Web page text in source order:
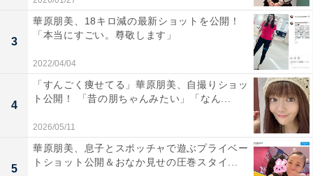
3
華原朋美、18キロ減の最新ショットを公開！
「本当にすごい。尊敬します」
2022/04/04
4
「すんごく痩せてる」華原朋美、自撮りショッ
ト公開！ 「昔の朋ちゃんみたい」「なん...
2026/05/11
5
華原朋美、息子とスポッチャで遊ぶプライベー
トショット公開＆おなか見せの圧巻スタイ...